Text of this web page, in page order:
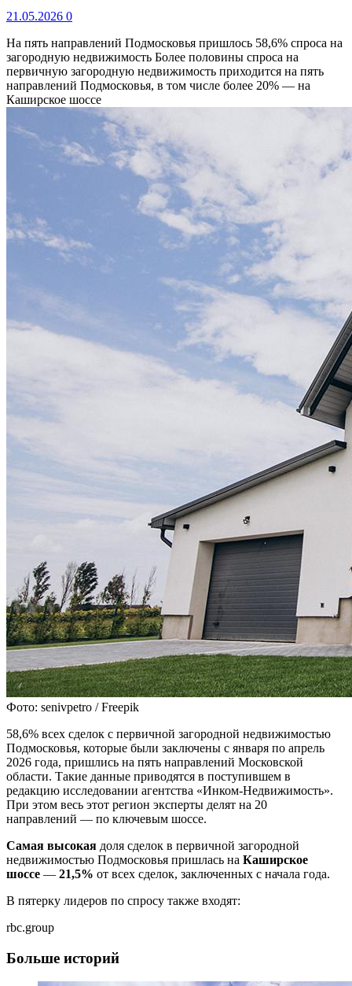
21.05.2026 0
На пять направлений Подмосковья пришлось 58,6% спроса на
загородную недвижимость Более половины спроса на
первичную загородную недвижимость приходится на пять
направлений Подмосковья, в том числе более 20% — на
Каширское шоссе
Фото: senivpetro / Freepik
58,6% всех сделок с первичной загородной недвижимостью
Подмосковья, которые были заключены с января по апрель
2026 года, пришлись на пять направлений Московской
области. Такие данные приводятся в поступившем в
редакцию исследовании агентства «Инком-Недвижимость».
При этом весь этот регион эксперты делят на 20
направлений — по ключевым шоссе.
Самая высокая доля сделок в первичной загородной
недвижимостью Подмосковья пришлась на Каширское
шоссе — 21,5% от всех сделок, заключенных с начала года.
В пятерку лидеров по спросу также входят:
rbc.group
Больше историй